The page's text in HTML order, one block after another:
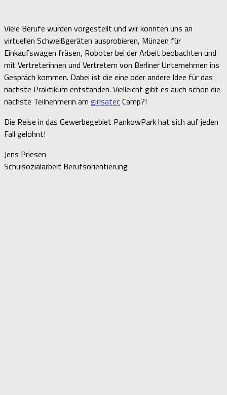
Viele Berufe wurden vorgestellt und wir konnten uns an
virtuellen Schweißgeräten ausprobieren, Münzen für
Einkaufswagen fräsen, Roboter bei der Arbeit beobachten und
mit Vertreterinnen und Vertretern von Berliner Unternehmen ins
Gespräch kommen. Dabei ist die eine oder andere Idee für das
nächste Praktikum entstanden. Vielleicht gibt es auch schon die
nächste Teilnehmerin am girlsatecCamp?!
Die Reise in das Gewerbegebiet PankowPark hat sich auf jeden
Fall gelohnt!
Jens Priesen
Schulsozialarbeit Berufsorientierung